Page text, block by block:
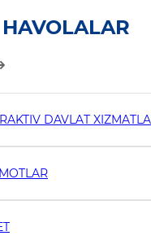
DAVLAT